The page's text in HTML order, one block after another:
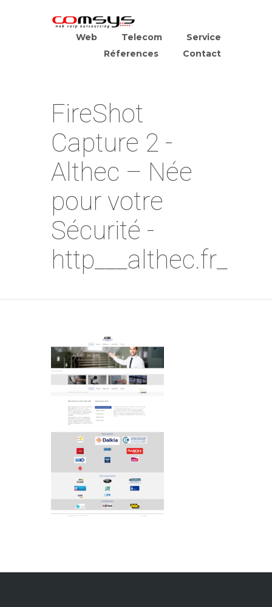
Web Telecom
Service
Réferences
Contact
FireShot
Capture 2 -
Althec – Née
pour votre
Sécurité -
http___althec.fr_